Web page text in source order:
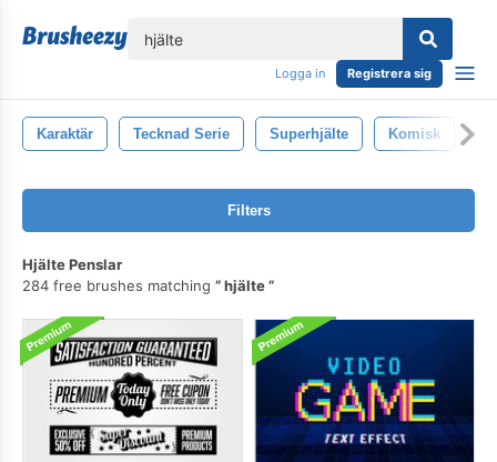
Logga in Registrera sig
Karaktär Tecknad Serie Superhjälte Komisk
Filters
Hjälte Penslar
284 free brushes matching
hjälte